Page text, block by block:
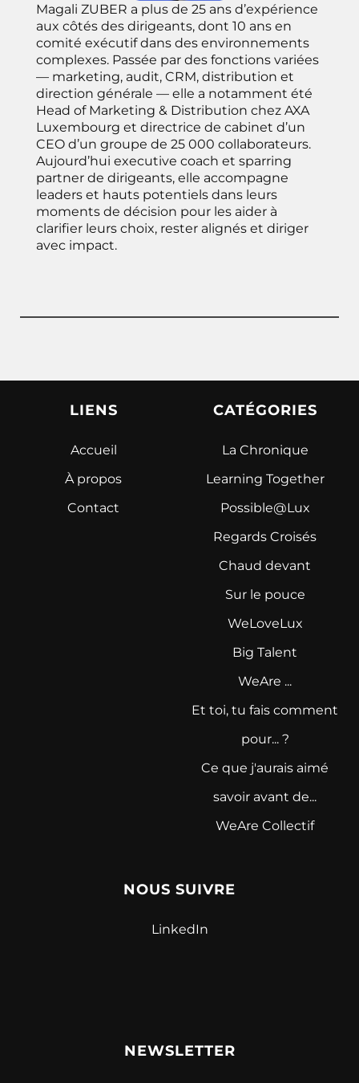
Magali ZUBER a plus de 25 ans d’expérience
aux côtés des dirigeants, dont 10 ans en
comité exécutif dans des environnements
complexes. Passée par des fonctions variées
— marketing, audit, CRM, distribution et
direction générale — elle a notamment été
Head of Marketing & Distribution chez AXA
Luxembourg et directrice de cabinet d’un
CEO d’un groupe de 25 000 collaborateurs.
Aujourd’hui executive coach et sparring
partner de dirigeants, elle accompagne
leaders et hauts potentiels dans leurs
moments de décision pour les aider à
clarifier leurs choix, rester alignés et diriger
avec impact.
LIENS
Accueil
À propos
Contact
CATÉGORIES
La Chronique
Learning Together
Possible@Lux
Regards Croisés
Chaud devant
Sur le pouce
WeLoveLux
Big Talent
WeAre ...
Et toi, tu fais comment
pour... ?
Ce que j'aurais aimé
savoir avant de...
WeAre Collectif
NOUS SUIVRE
LinkedIn
NEWSLETTER